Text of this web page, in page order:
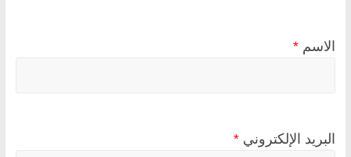
الاسم *
البريد الإلكتروني *